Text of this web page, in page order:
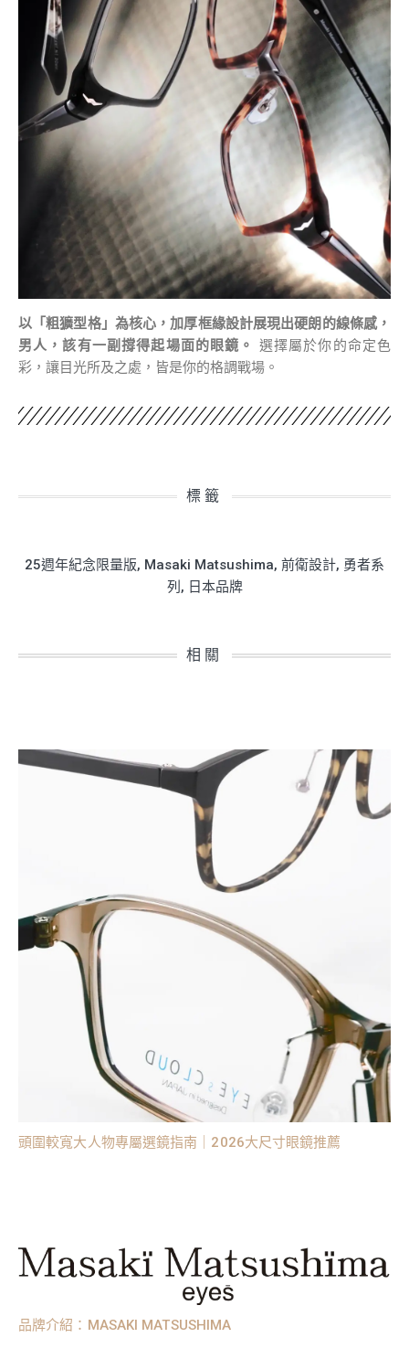
以「粗獷型格」為核心，加厚框緣設計展現出硬朗的線條感，
男人，該有一副撐得起場面的眼鏡。
選擇屬於你的命定色
彩，讓目光所及之處，皆是你的格調戰場。
標籤
25週年紀念限量版, Masaki Matsushima, 前衛設計, 勇者系
列 , 日本品牌
相關
頭圍較寬大人物專屬選鏡指南｜2026大尺寸眼鏡推薦
品牌介紹：MASAKI MATSUSHIMA